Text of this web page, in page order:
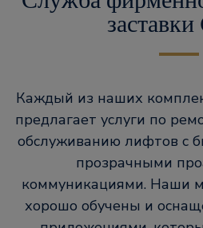
Каждый из наших
предлагает услуги по
обслуживанию лифтов с
прозрачными
коммуникациями. Наши
хорошо обучены и